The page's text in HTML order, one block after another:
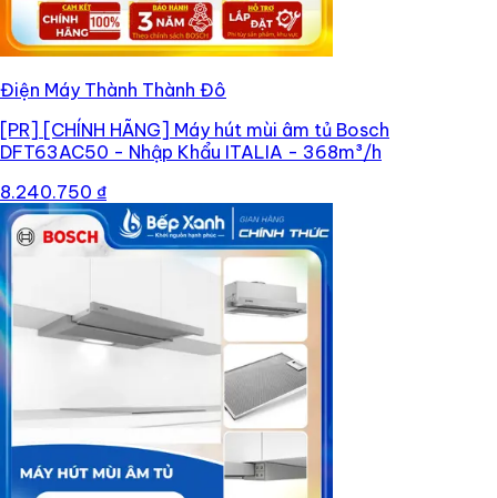
Điện Máy Thành Thành Đô
[PR] [CHÍNH HÃNG] Máy hút mùi âm tủ Bosch
DFT63AC50 - Nhập Khẩu ITALIA - 368m³/h
8.240.750 ₫